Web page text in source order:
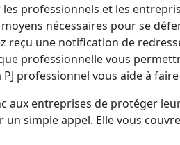
professionnels et les
nécessaires pour se
reçu une notification de
professionnelle vous
professionnel vous aide à
aux entreprises de protéger
simple appel. Elle vous